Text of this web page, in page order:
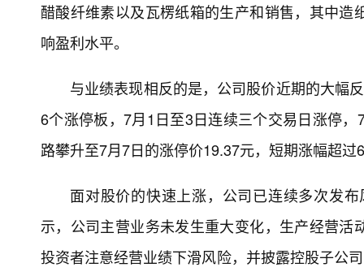
醋酸纤维素以及瓦楞纸箱的生产和销售，其中
响盈利水平。
与业绩表现相反的是，公司股价近期的大幅
6个涨停板，7月1日至3日连续三个交易日涨停
路攀升至7月7日的涨停价19.37元，短期涨幅超过
面对股价的快速上涨，公司已连续多次发
示，公司主营业务未发生重大变化，生产经营
投资者注意经营业绩下滑风险，并披露控股子公